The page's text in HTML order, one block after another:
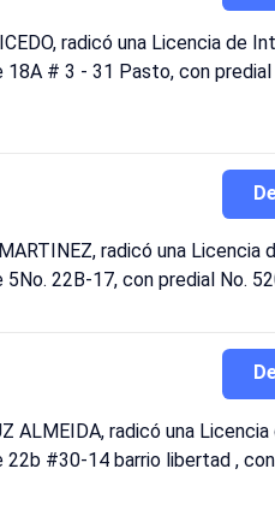
radicó una Licencia de
# 3 - 31 Pasto, con
radicó una
22B-17, con predial No.
ALMEIDA, radicó una
#30-14 barrio libertad ,